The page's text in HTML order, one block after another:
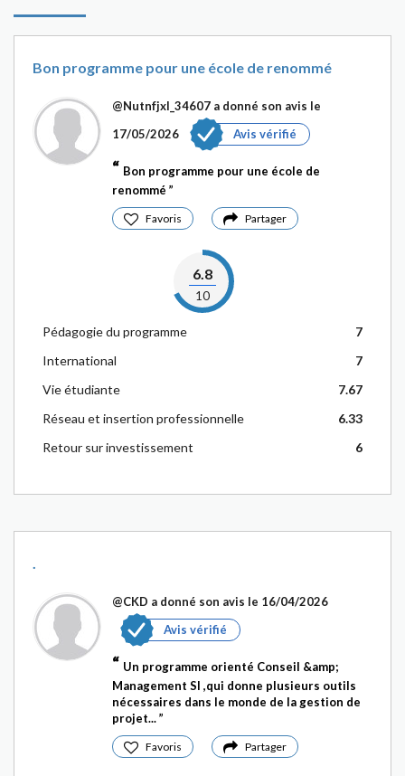
Bon programme pour une école de renommé
@Nutnfjxl_34607 a donné son avis le
17/05/2026
Avis vérifié
Bon programme pour une école de
renommé
Favoris Partager
6.8
10
Pédagogie du programme
7
International
7
Vie étudiante
7.67
Réseau et insertion professionnelle
6.33
Retour sur investissement
6
.
@CKD a donné son avis le 16/04/2026
Avis vérifié
Un programme orienté Conseil &amp;
Management SI ,qui donne plusieurs outils
nécessaires dans le monde de la gestion de
projet...
Favoris Partager